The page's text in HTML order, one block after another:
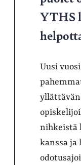
YTHS
Uusi
nihkeistä
kanssa